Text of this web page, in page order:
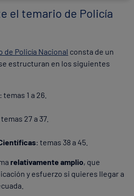
el temario de Policía
de Policía Nacional consta de un
estructuran en los siguientes
: temas 1 a 26.
temas 27 a 37.
: temas 38 a 45.
relativamente amplio, que
y esfuerzo si quieres llegar a